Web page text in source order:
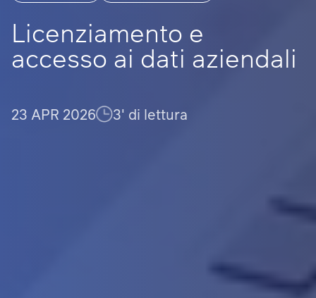
Licenziamento e
accesso ai dati aziendali
23 APR 2026 3' di lettura